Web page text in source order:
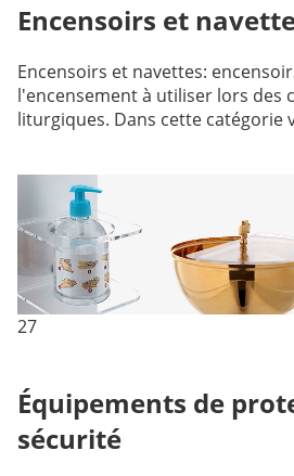
Encensoirs et
Encensoirs et navettes:
l'encensement à utiliser lors des
liturgiques. Dans cette catégorie
27
Équipements de
sécurité